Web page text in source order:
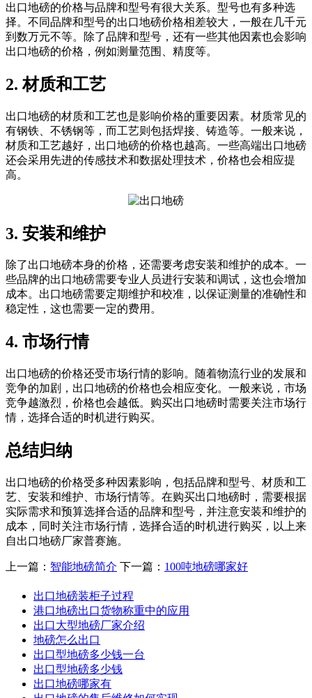
出口地磅的价格与品牌和型号有很大关系。型号也有多种选
择。不同品牌和型号的出口地磅价格相差较大，一般在几千元
到数万元不等。除了品牌和型号，还有一些其他因素也会影响
出口地磅的价格，例如测量范围、精度等。
2. 材质和工艺
出口地磅的材质和工艺也是影响价格的重要因素。材质常见的
有钢铁、不锈钢等，而工艺则包括焊接、铸造等。一般来说，
材质和工艺越好，出口地磅的价格也越高。一些高端出口地磅
还会采用先进的传感技术和数据处理技术，价格也会相应提
高。
3. 安装和维护
除了出口地磅本身的价格，还需要考虑安装和维护的成本。一
些品牌的出口地磅需要专业人员进行安装和调试，这也会增加
成本。出口地磅需要定期维护和校准，以保证测量的准确性和
稳定性，这也需要一定的费用。
4. 市场行情
出口地磅的价格还受市场行情的影响。随着物流行业的发展和
竞争的加剧，出口地磅的价格也会相应变化。一般来说，市场
竞争越激烈，价格也会越低。购买出口地磅时需要关注市场行
情，选择合适的时机进行购买。
总结归纳
出口地磅的价格受多种因素影响，包括品牌和型号、材质和工
艺、安装和维护、市场行情等。在购买出口地磅时，需要根据
实际需求和预算选择合适的品牌和型号，并注意安装和维护的
成本，同时关注市场行情，选择合适的时机进行购买，以上来
自出口地磅厂家普赛施。
上一篇： 智能地磅简介 下一篇： 100吨地磅哪家好
出口地磅装柜子过程
港口地磅出口货物称重中的应用
出口大型地磅厂家介绍
地磅怎么出口
出口型地磅多少钱一台
出口型地磅多少钱
出口地磅哪家有